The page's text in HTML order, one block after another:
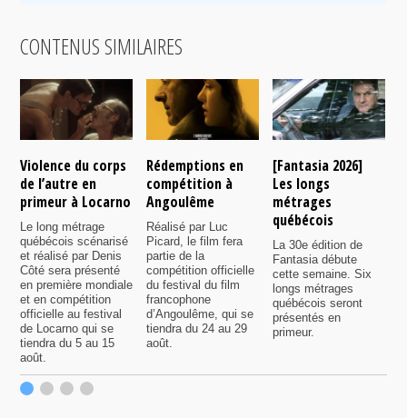
CONTENUS SIMILAIRES
Violence du corps
de l’autre en
primeur à Locarno
Le long métrage
québécois scénarisé
et réalisé par Denis
Côté sera présenté
en première mondiale
et en compétition
officielle au festival
de Locarno qui se
tiendra du 5 au 15
août.
Rédemptions en
compétition à
Angoulême
Réalisé par Luc
Picard, le film fera
partie de la
compétition officielle
du festival du film
francophone
d’Angoulême, qui se
tiendra du 24 au 29
août.
[Fantasia 2026]
Les longs
métrages
québécois
La 30e édition de
Fantasia débute
cette semaine. Six
longs métrages
québécois seront
présentés en
primeur.